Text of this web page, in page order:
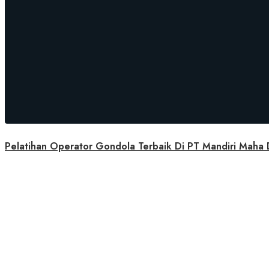
Pelatihan Operator Gondola Terbaik Di PT Mandiri Maha